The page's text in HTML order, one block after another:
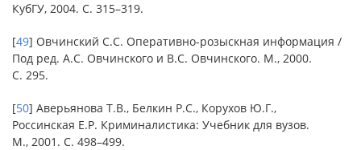
КубГУ, 2004. С. 315–319.
[49] Овчинский С.С. Оперативно-розыскная информация /
Под ред. А.С. Овчинского и В.С. Овчинского. М., 2000.
С. 295.
[50] Аверьянова Т.В., Белкин Р.С., Корухов Ю.Г.,
Россинская Е.Р. Криминалистика: Учебник для вузов.
М., 2001. С. 498–499.